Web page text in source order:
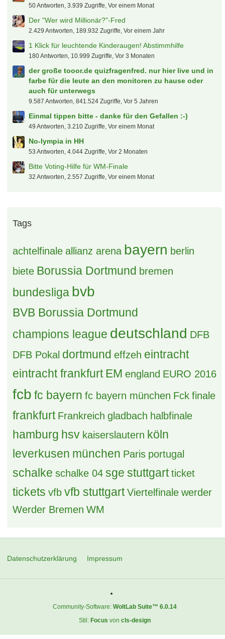
50 Antworten, 3.939 Zugriffe, Vor einem Monat
Der "Wer wird Millionär?"-Fred
2.429 Antworten, 189.932 Zugriffe, Vor einem Jahr
1 Klick für leuchtende Kinderaugen! Abstimmhilfe
180 Antworten, 10.999 Zugriffe, Vor 3 Monaten
der große tooor.de quizfragenfred. nur hier live und in
farbe für die leute an den monitoren zu hause oder
auch für unterwegs
9.587 Antworten, 841.524 Zugriffe, Vor 5 Jahren
Einmal tippen bitte - danke für den Gefallen :-)
49 Antworten, 3.210 Zugriffe, Vor einem Monat
No-lympia in HH
53 Antworten, 4.044 Zugriffe, Vor 2 Monaten
Bitte Voting-Hilfe für WM-Finale
32 Antworten, 2.557 Zugriffe, Vor einem Monat
Tags
achtelfinale allianz arena bayern berlin
biete Borussia Dortmund bremen
bundesliga bvb
BVB Borussia Dortmund
champions league deutschland DFB
DFB Pokal dortmund effzeh eintracht
eintracht frankfurt EM england EURO 2016
fcb fc bayern fc bayern münchen Fck finale
frankfurt Frankreich gladbach halbfinale
hamburg hsv kaiserslautern köln
leverkusen münchen Paris portugal
schalke schalke 04 sge stuttgart ticket
tickets vfb vfb stuttgart Viertelfinale werder
Werder Bremen WM
Datenschutzerklärung Impressum
Community-Software: WoltLab Suite™ 6.0.14
Stil: Focus von cls-design